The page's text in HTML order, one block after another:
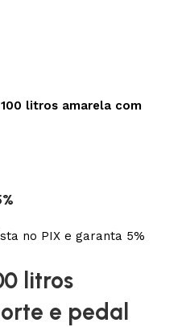
litros amarela com
no PIX e garanta 5%
litros
e pedal